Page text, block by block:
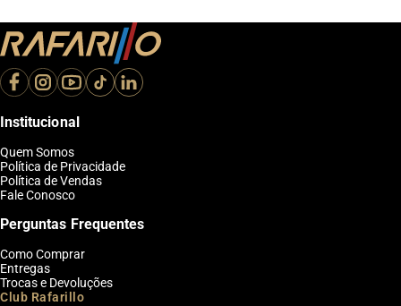
Institucional
Quem Somos
Política de Privacidade
Política de Vendas
Fale Conosco
Perguntas Frequentes
Como Comprar
Entregas
Trocas e Devoluções
Club Rafarillo